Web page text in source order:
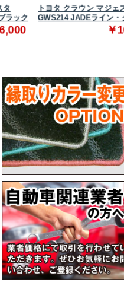
トヨタ クラウン マジェスタ
GWS214 JADEライン・グレー
￥16,000